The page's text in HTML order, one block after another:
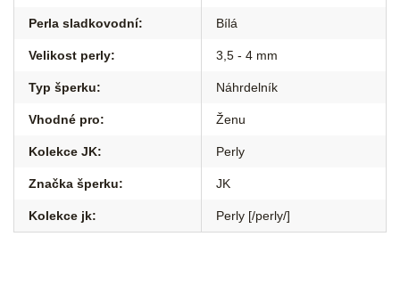
Perla sladkovodní: Bílá
Velikost perly: 3,5 - 4 mm
Typ šperku: Náhrdelník
Vhodné pro: Ženu
Kolekce JK: Perly
Značka šperku: JK
Kolekce jk: Perly [/perly/]